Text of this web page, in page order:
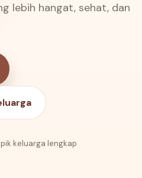
lebih hangat, sehat, dan
keluarga lengkap